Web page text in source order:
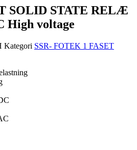
SOLID STATE RELÆ
High voltage
Kategori SSR- FOTEK 1 FASET